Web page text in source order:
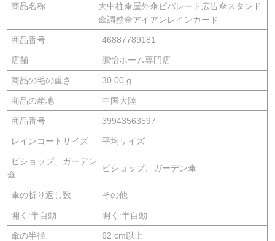
商品名称
大中柱傘屋外傘ビパレート広告傘スタンド
傘調整金アイアンレインカード
商品番号 46887789181
店舗 鵬怡ホーム専門店
商品の毛の重さ 30.00 g
商品の産地 中国大陸
商品番号 39943563597
レインコートサイズ 平均サイズ
ビショップ、ガーデン
傘
ビショップ、ガーデン傘
傘の折り返し数 その他
開く:半自動 開く:半自動
傘の半径 62 cm以上